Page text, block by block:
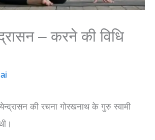
– करने की विधि
की रचना गोरखनाथ के गुरु स्वामी